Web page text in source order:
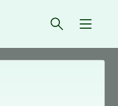
Åpne søk
{